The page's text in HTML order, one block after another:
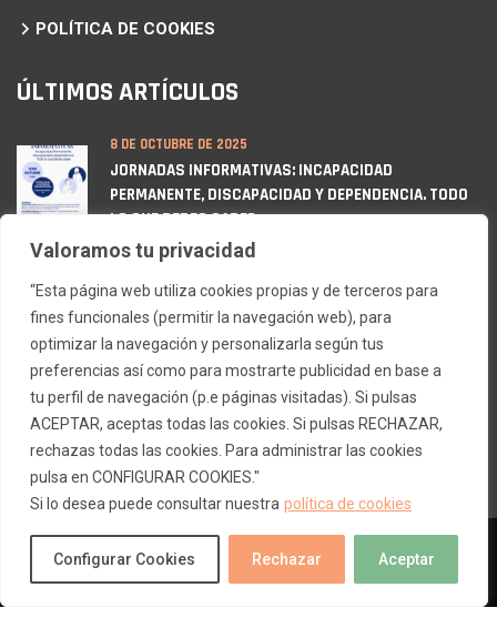
Valoramos tu privacidad
“Esta página web utiliza cookies propias y de terceros para
fines funcionales (permitir la navegación web), para
optimizar la navegación y personalizarla según tus
preferencias así como para mostrarte publicidad en base a
tu perfil de navegación (p.e páginas visitadas). Si pulsas
ACEPTAR, aceptas todas las cookies. Si pulsas RECHAZAR,
rechazas todas las cookies. Para administrar las cookies
pulsa en CONFIGURAR COOKIES."
Si lo desea puede consultar nuestra política de cookies
Configurar Cookies Rechazar Aceptar
POLÍTICA DE COOKIES
ÚLTIMOS ARTÍCULOS
8 DE OCTUBRE DE 2025
JORNADAS INFORMATIVAS: INCAPACIDAD
PERMANENTE, DISCAPACIDAD Y DEPENDENCIA. TODO
LO QUE DEBES SABER
RENOVACIÓN DE SELLO FUNDACIÓN LEALTAD
JORNADAS INFORMATIVAS ESCLEROSIS MÚLTIPLE
ADEMCVILLALBA © 2023 TODOS LOS DERECHOS RESERVADOS.
MAQUETADO PORAVANCE TECNOLÓGICO.
ES